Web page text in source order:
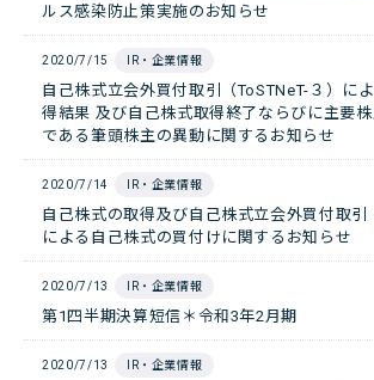
ルス感染防止策実施のお知らせ
2020/7/15 IR・企業情報
自己株式立会外買付取引（ToSTNeT-３）に
得結果 及び自己株式取得終了ならびに主要
である筆頭株主の異動に関するお知らせ
2020/7/14 IR・企業情報
自己株式の取得及び自己株式立会外買付取引
による自己株式の買付けに関するお知らせ
2020/7/13 IR・企業情報
第1四半期決算短信＊令和3年2月期
2020/7/13 IR・企業情報